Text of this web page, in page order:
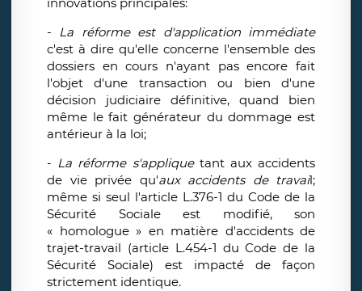
- La réforme est d'application immédiate
c'est à dire qu'elle concerne l'ensemble des
dossiers en cours n'ayant pas encore fait
l'objet d'une transaction ou bien d'une
décision judiciaire définitive, quand bien
même le fait générateur du dommage est
antérieur à la loi;
- La réforme s'appliquetant aux accidents
de vie privée qu'aux accidents de travail;
même si seul l'article L.376-1 du Code de la
Sécurité Sociale est modifié, son
« homologue » en matière d'accidents de
trajet-travail (article L.454-1 du Code de la
Sécurité Sociale) est impacté de façon
strictement identique.